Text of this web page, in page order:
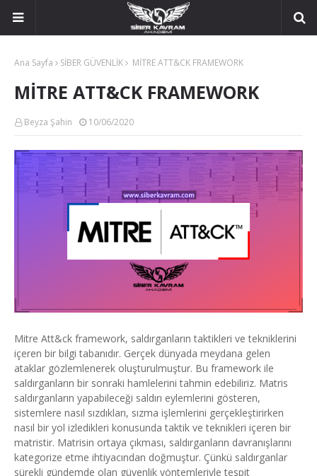
Ana Sayfa SİBER GÜVENLİK MİTRE ATT&CK FRAMEWORK
MİTRE ATT&CK FRAMEWORK
Beyza Şahin 10/06/2020
Mitre Att&ck framework, saldırganların taktikleri ve tekniklerini
içeren bir bilgi tabanıdır. Gerçek dünyada meydana gelen
ataklar gözlemlenerek oluşturulmuştur. Bu framework ile
saldırganların bir sonraki hamlelerini tahmin edebiliriz. Matris
saldırganların yapabileceği saldırı eylemlerini gösteren,
sistemlere nasıl sızdıkları, sızma işlemlerini gerçekleştirirken
nasıl bir yol izledikleri konusunda taktik ve teknikleri içeren bir
matristir. Matrisin ortaya çıkması, saldırganların davranışlarını
kategorize etme ihtiyacından doğmuştur. Çünkü saldırganlar
sürekli gündemde olan güvenlik yöntemleriyle tespit